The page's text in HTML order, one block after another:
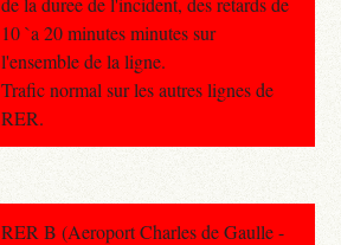
10 `a 20 minutes minutes sur
l'ensemble de la ligne.
Trafic normal sur les autres lignes de
RER.
RER B (Aeroport Charles de Gaulle -